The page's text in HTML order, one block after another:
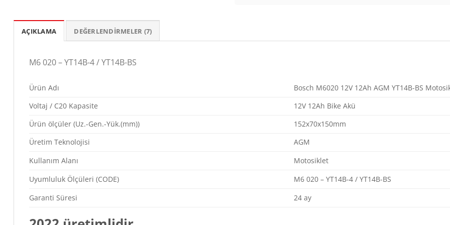
AÇIKLAMA DEĞERLENDIRMELER (7)
M6 020 – YT14B-4 / YT14B-BS
Ürün Adı
Bosch M6020 12V 12Ah AGM YT14B-BS
Voltaj / C20 Kapasite
12V 12Ah Bike Akü
Ürün ölçüler (Uz.-Gen.-Yük.(mm))
152x70x150mm
Üretim Teknolojisi
AGM
Kullanım Alanı
Motosiklet
Uyumluluk Ölçüleri (CODE)
M6 020 – YT14B-4 / YT14B-BS
Garanti Süresi
24 ay